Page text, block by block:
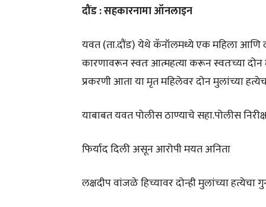
दौंड : सहकारनामा ऑनलाइन
यवत (ता.दौंड) येथे कॅनॉलमध्ये एक महिला
कारणावरून स्वतः आत्महत्या करून स्वतःच्या दोन
प्रकरणी आता या मृत महिलेवर दोन मुलांच्या
याबाबत यवत पोलीस ठाण्याचे सहा.पोलीस
फिर्याद दिली असून आरोपी मयत अनिता
लक्षदीप वांजळे हिच्यावर दोन्ही मुलांच्या